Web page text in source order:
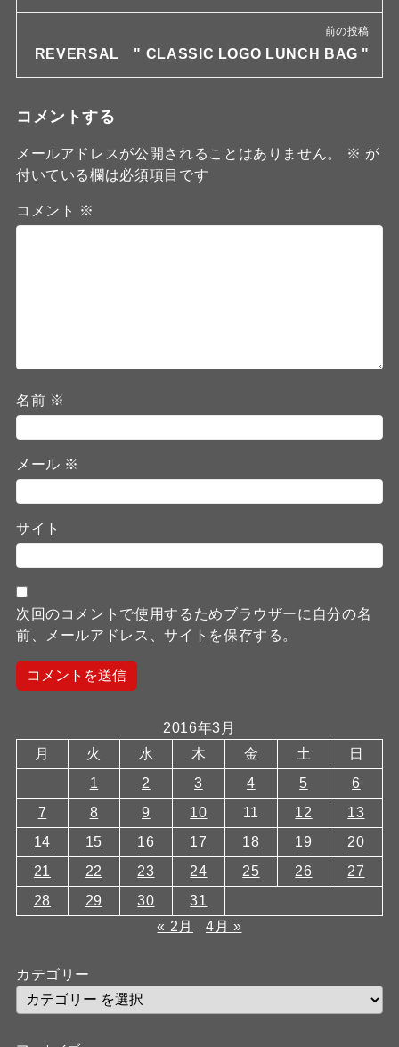
前の投稿
REVERSAL " CLASSIC LOGO LUNCH BAG "
コメントする
メールアドレスが公開されることはありません。 ※ が
付いている欄は必須項目です
コメント ※
名前 ※
メール ※
サイト
次回のコメントで使用するためブラウザーに自分の名
前、メールアドレス、サイトを保存する。
2016年3月
月
火 水 木 金 土
日
1
2 3 4 5
6
7
8 9 10 11 12
13
14
15 16 17 18 19
20
21
22 23 24 25 26
27
28
29 30
31
« 2月
4月 »
カテゴリー